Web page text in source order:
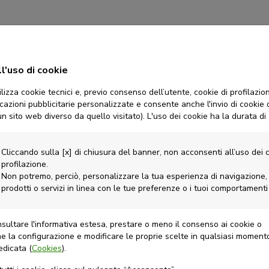
l’interesse
l’interesse
composta, il
nel capitale, quindi l'interesse vienecalcolato
capitale cresce in modo lineare , mentre con
nel tempo
, generando una differenza
di cookie
cookie tecnici e, previo consenso dell’utente, cookie di
pubblicitarie personalizzate e consente anche l'invio di cookie
sito web diverso da quello visitato). L'uso dei cookie ha la durata di
Cliccando sulla [x] di chiusura del banner, non acconsenti all’uso dei
profilazione.
Non potremo, perciò, personalizzare la tua esperienza di
prodotti o servizi in linea con le tue preferenze o i tuoi
l'informativa estesa, prestare o meno il consenso ai cookie o
la configurazione e modificare le proprie scelte in qualsiasi
(Cookies).